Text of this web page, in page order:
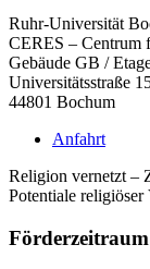
Ruhr-Universität
CERES – Centrum
Gebäude GB /
Universitätsstraße
44801 Bochum
Anfahrt
Religion vernetzt –
Potentiale religiöser
Förderzeitraum